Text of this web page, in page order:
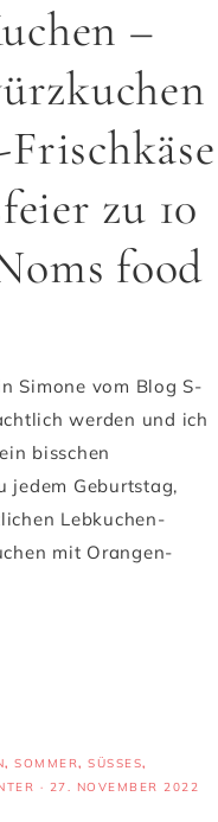
–
zu 10
food
Simone vom Blog S-
werden und ich
bisschen
jedem Geburtstag,
Lebkuchen-
mit Orangen-
, SOMMER, SÜSSES
,
· 27. NOVEMBER 2022